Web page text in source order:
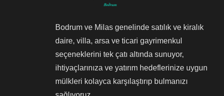
Bodrum ve Milas genelinde satılık ve kiralık
daire, villa, arsa ve ticari gayrimenkul
seçeneklerini tek çatı altında sunuyor,
ihtiyaçlarınıza ve yatırım hedeflerinize uygun
mülkleri kolayca karşılaştırıp bulmanızı